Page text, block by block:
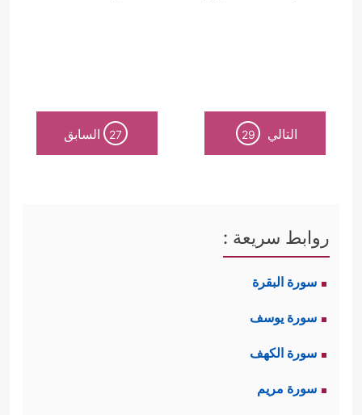
التالي 29
27 السابق
روابط سريعة :
سورة البقرة
سورة يوسف
سورة الكهف
سورة مريم